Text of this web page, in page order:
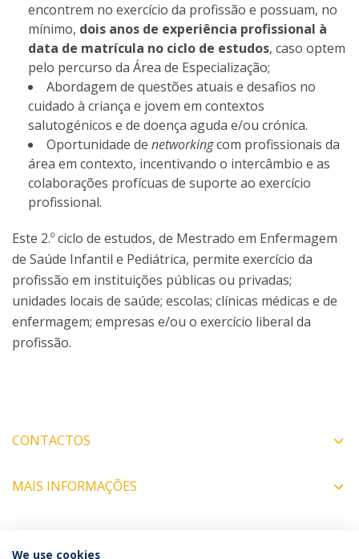
encontrem no exercício da profissão e possuam, no
mínimo, dois anos de experiência profissional à
data de matrícula no ciclo de estudos, caso optem
pelo percurso da Área de Especialização;
Abordagem de questões atuais e desafios no
cuidado à criança e jovem em contextos
salutogénicos e de doença aguda e/ou crónica.
Oportunidade de networkingcom profissionais da
área em contexto, incentivando o intercâmbio e as
colaborações profícuas de suporte ao exercício
profissional.
Este 2.º ciclo de estudos, de Mestrado em Enfermagem
de Saúde Infantil e Pediátrica, permite exercício da
profissão em instituições públicas ou privadas;
unidades locais de saúde; escolas; clínicas médicas e de
enfermagem; empresas e/ou o exercício liberal da
profissão.
CONTACTOS
MAIS INFORMAÇÕES
COORDENADORES
We use cookies